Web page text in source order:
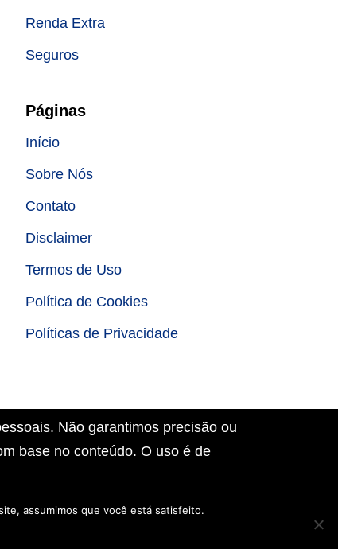
Renda Extra
Seguros
Páginas
Início
Sobre Nós
Contato
Disclaimer
Termos de Uso
Política de Cookies
Políticas de Privacidade
Não garantimos precisão ou
base no conteúdo. O uso é de
assumimos que você está satisfeito.